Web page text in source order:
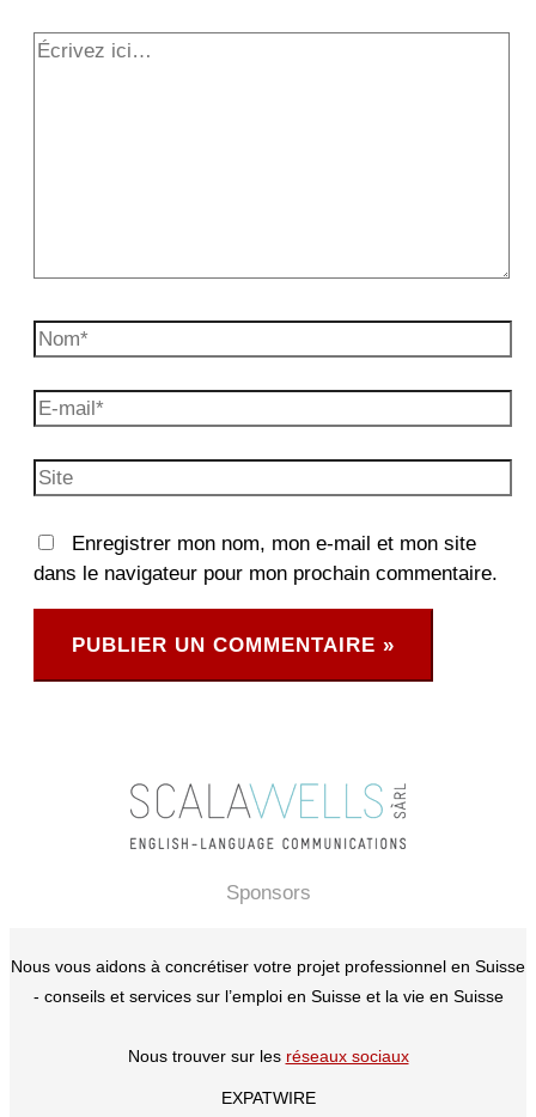
Écrivez
Nom*
E-
mail*
Site
Enregistrer mon nom, mon e-mail et mon site
dans le navigateur pour mon prochain commentaire.
Sponsors
Nous vous aidons à concrétiser votre projet professionnel en Suisse
- conseils et services sur l’emploi en Suisse et la vie en Suisse
Nous trouver sur les réseaux sociaux
EXPATWIRE